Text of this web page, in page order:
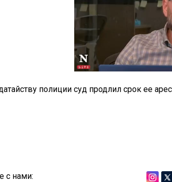
полиции суд продлил срок ее
с нами: